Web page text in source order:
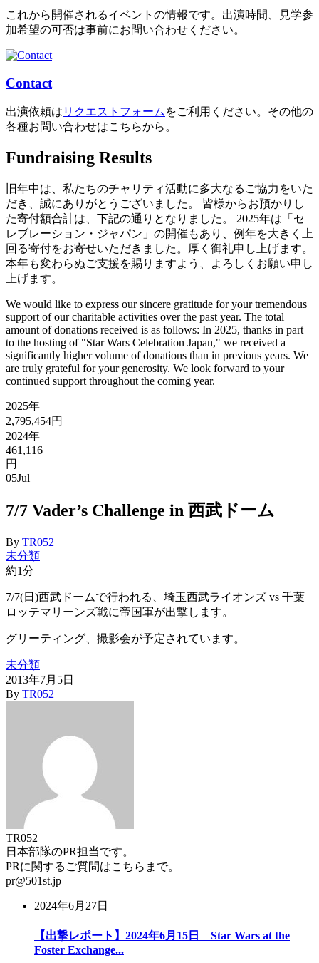
これから開催されるイベントの情報です。出演時間、見学参
加希望の可否は事前にお問い合わせください。
Contact
出演依頼は リクエストフォーム をご利用ください。その他の
各種お問い合わせはこちらから。
Fundraising Results
旧年中は、私たちのチャリティ活動に多大なるご協力をいた
だき、誠にありがとうございました。 皆様からお預かりし
た寄付額合計は、下記の通りとなりました。 2025年は「セ
レブレーション・ジャパン」の開催もあり、例年を大きく上
回る寄付をお寄せいただきました。厚く御礼申し上げます。
本年も変わらぬご支援を賜りますよう、よろしくお願い申し
上げます。
We would like to express our sincere gratitude for your tremendous
support of our charitable activities over the past year. The total
amount of donations received is as follows: In 2025, thanks in part
to the hosting of "Star Wars Celebration Japan," we received a
significantly higher volume of donations than in previous years. We
are truly grateful for your generosity. We look forward to your
continued support throughout the coming year.
2025年
2,795,454円
2024年
461,116
円
05Jul
7/7 Vader’s Challenge in 西武ドーム
By TR052
未分類
約1分
7/7(日)西武ドームで行われる、埼玉西武ライオンズ vs 千葉
ロッテマリーンズ戦に帝国軍が出撃します。
グリーテ ィング、撮影会が予定されています。
未分類
2013年7月5日
By TR052
TR052
日本部隊のPR担当です。
PRに関するご質問はこちらまで。
pr@501st.jp
2024年6月27日
【出撃レポート】2024年6月15日 Star Wars at the
Foster Exchange...